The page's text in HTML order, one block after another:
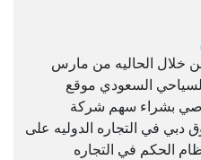
خلال الحاليه من مارس
السعودي موقع
بشراء سهم شركة
دبي في التجاره الدوليه على
الحكم في التجاره